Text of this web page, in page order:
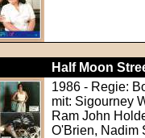
Half Moon
1986 - Regie:
mit: Sigourney
Ram John
O'Brien, Nadim